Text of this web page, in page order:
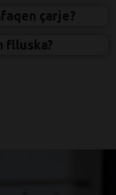
çarje?
flluska?